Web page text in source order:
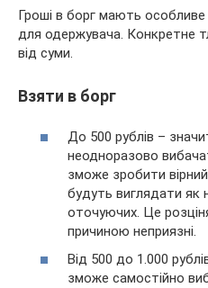
Гроші в борг мають особливе
для одержувача. Конкретне
від суми.
Взяти в борг
До 500 рублів –
неодноразово
зможе зробити
будуть виглядати як
оточуючих. Це
причиною неприязні.
Від 500 до 1.000
зможе самостійно